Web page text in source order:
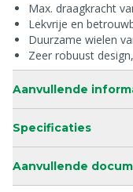
Max. draagkracht
Lekvrije en
Duurzame wielen
Zeer robuust
Aanvullende
Specificaties
Aanvullende